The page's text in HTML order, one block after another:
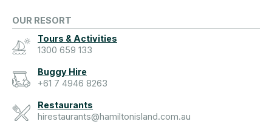
OUR RESORT
Tours & Activities
1300 659 133
Buggy Hire
+61 7 4946 8263
Restaurants
hirestaurants@hamiltonisland.com.au